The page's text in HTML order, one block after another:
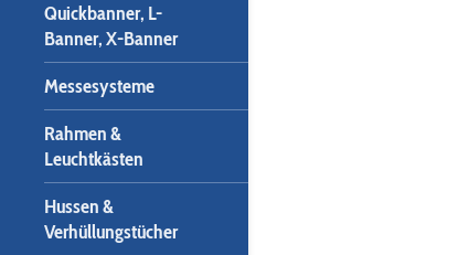
Quickbanner, L-
Banner, X-Banner
Messesysteme
Rahmen &
Leuchtkästen
Hussen &
Verhüllungstücher